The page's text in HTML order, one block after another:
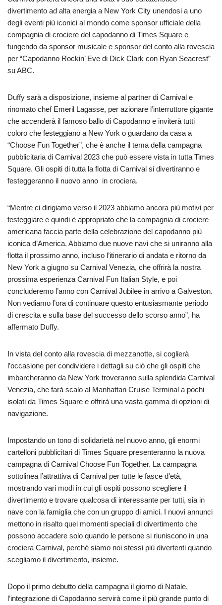
divertimento ad alta energia a New York City unendosi a uno
degli eventi più iconici al mondo come sponsor ufficiale della
compagnia di crociere del capodanno di Times Square e
fungendo da sponsor musicale e sponsor del conto alla rovescia
per “Capodanno Rockin’ Eve di Dick Clark con Ryan Seacrest”
su ABC.
Duffy sarà a disposizione, insieme al partner di Carnival e
rinomato chef Emeril Lagasse, per azionare l’interruttore gigante
che accenderà il famoso ballo di Capodanno e inviterà tutti
coloro che festeggiano a New York o guardano da casa a
“Choose Fun Together”, che è anche il tema della campagna
pubblicitaria di Carnival 2023 che può essere vista in tutta Times
Square. Gli ospiti di tutta la flotta di Carnival si divertiranno e
festeggeranno il nuovo anno in crociera.
“Mentre ci dirigiamo verso il 2023 abbiamo ancora più motivi per
festeggiare e quindi è appropriato che la compagnia di crociere
americana faccia parte della celebrazione del capodanno più
iconica d’America. Abbiamo due nuove navi che si uniranno alla
flotta il prossimo anno, incluso l’itinerario di andata e ritorno da
New York a giugno su Carnival Venezia, che offrirà la nostra
prossima esperienza Carnival Fun Italian Style, e poi
concluderemo l’anno con Carnival Jubilee in arrivo a Galveston.
Non vediamo l’ora di continuare questo entusiasmante periodo
di crescita e sulla base del successo dello scorso anno”, ha
affermato Duffy.
In vista del conto alla rovescia di mezzanotte, si coglierà
l’occasione per condividere i dettagli su ciò che gli ospiti che
imbarcheranno da New York troveranno sulla splendida Carnival
Venezia, che farà scalo al Manhattan Cruise Terminal a pochi
isolati da Times Square e offrirà una vasta gamma di opzioni di
navigazione.
Impostando un tono di solidarietà nel nuovo anno, gli enormi
cartelloni pubblicitari di Times Square presenteranno la nuova
campagna di Carnival Choose Fun Together. La campagna
sottolinea l’attrattiva di Carnival per tutte le fasce d’età,
mostrando vari modi in cui gli ospiti possono scegliere il
divertimento e trovare qualcosa di interessante per tutti, sia in
nave con la famiglia che con un gruppo di amici. I nuovi annunci
mettono in risalto quei momenti speciali di divertimento che
possono accadere solo quando le persone si riuniscono in una
crociera Carnival, perché siamo noi stessi più divertenti quando
scegliamo il divertimento, insieme.
Dopo il primo debutto della campagna il giorno di Natale,
l’integrazione di Capodanno servirà come il più grande punto di